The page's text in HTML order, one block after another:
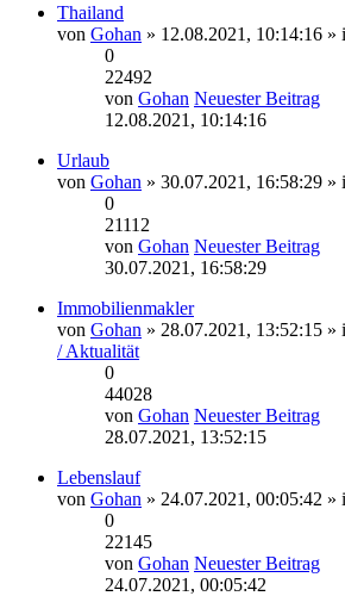
Thailand
von Gohan » 12.08.2021, 10:14:16 »
0
22492
von Gohan Neuester Beitrag
12.08.2021, 10:14:16
Urlaub
von Gohan » 30.07.2021, 16:58:29 »
0
21112
von Gohan Neuester Beitrag
30.07.2021, 16:58:29
Immobilienmakler
von Gohan » 28.07.2021, 13:52:15 »
/ Aktualität
0
44028
von Gohan Neuester Beitrag
28.07.2021, 13:52:15
Lebenslauf
von Gohan » 24.07.2021, 00:05:42 »
0
22145
von Gohan Neuester Beitrag
24.07.2021, 00:05:42